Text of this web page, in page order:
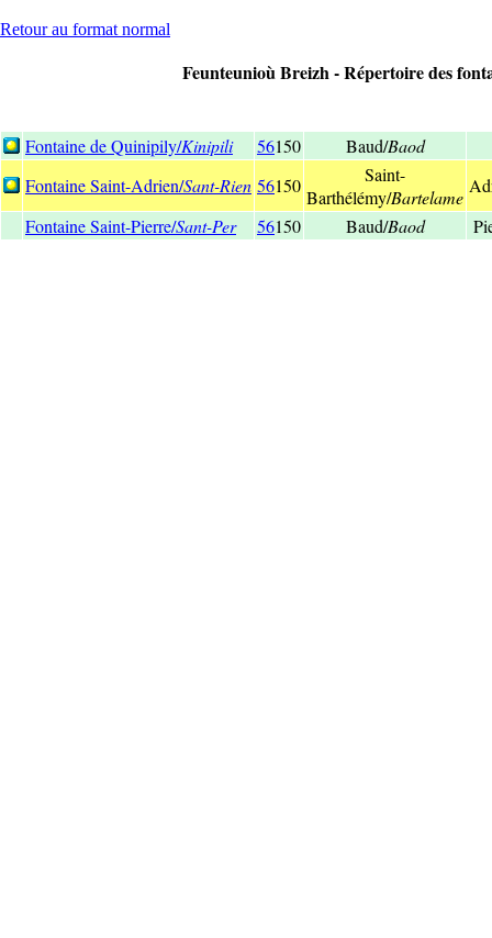
Retour au format normal
Feunteunioù Breizh - Répertoire des
Fontaine de Quinipily/Kinipili 56150 Baud/Baod
Fontaine Saint-Adrien/Sant-Rien 56150
Saint-
Barthélémy/Bartelame
Fontaine Saint-Pierre/Sant-Per 56150 Baud/Baod